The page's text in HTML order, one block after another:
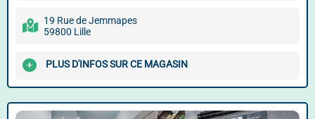
19 Rue de Jemmapes
59800 Lille
PLUS D'INFOS SUR CE MAGASIN